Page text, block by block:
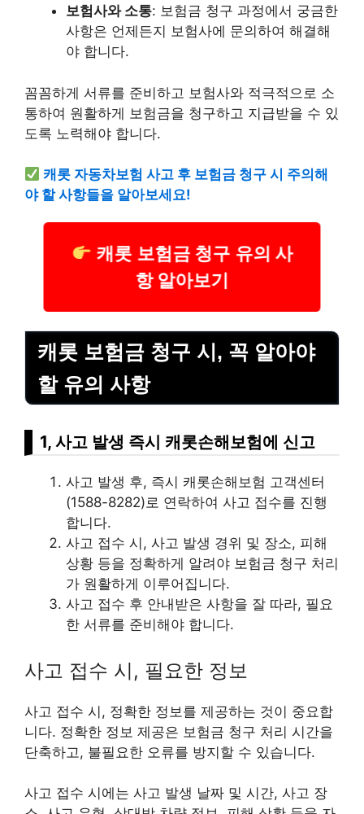
보험사와 소통: 보험금 청구 과정에서 궁금한
사항은 언제든지 보험사에 문의하여 해결해
야 합니다.
꼼꼼하게 서류를 준비하고 보험사와 적극적으로 소
통하여 원활하게 보험금을 청구하고 지급받을 수 있
도록 노력해야 합니다.
캐롯 자동차보험 사고 후 보험금 청구 시 주의해
야 할 사항들을 알아보세요!
캐롯 보험금 청구 유의 사
항 알아보기
캐롯 보험금 청구 시, 꼭 알아야
할 유의 사항
1, 사고 발생 즉시 캐롯손해보험에 신고
사고 발생 후, 즉시 캐롯손해보험 고객센터
(1588-8282)로 연락하여 사고 접수를 진행
합니다.
사고 접수 시, 사고 발생 경위 및 장소, 피해
상황 등을 정확하게 알려야 보험금 청구 처리
가 원활하게 이루어집니다.
사고 접수 후 안내받은 사항을 잘 따라, 필요
한 서류를 준비해야 합니다.
사고 접수 시, 필요한 정보
사고 접수 시, 정확한 정보를 제공하는 것이 중요합
니다. 정확한 정보 제공은 보험금 청구 처리 시간을
단축하고, 불필요한 오류를 방지할 수 있습니다.
사고 접수 시에는 사고 발생 날짜 및 시간, 사고 장